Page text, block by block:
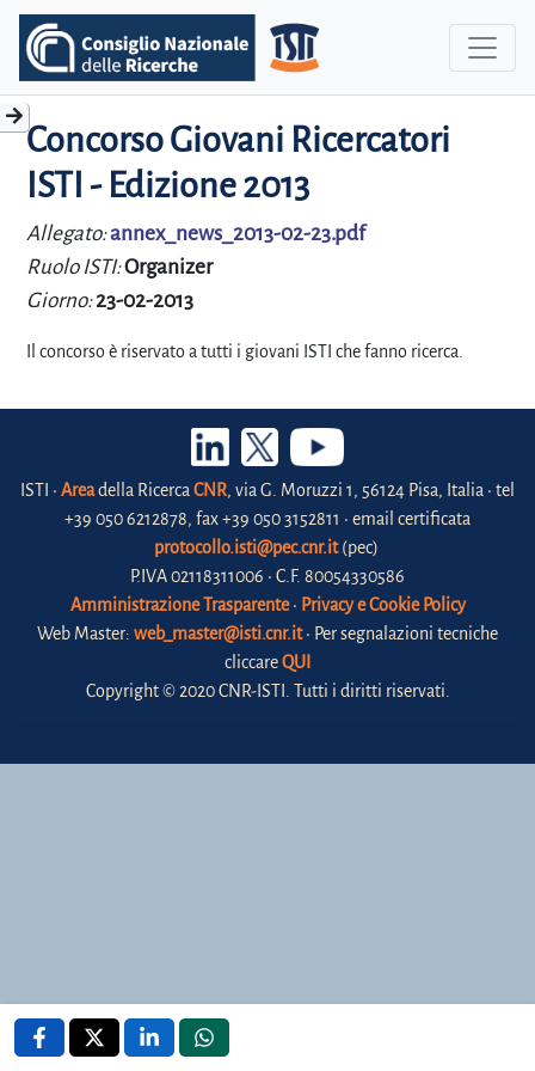
Concorso Giovani Ricercatori
ISTI - Edizione 2013
Allegato:annex_news_2013-02-23.pdf
Ruolo ISTI:Organizer
Giorno:23-02-2013
Il concorso è riservato a tutti i giovani ISTI che fanno ricerca.
ISTI • Areadella Ricerca CNR, via G. Moruzzi 1, 56124 Pisa, Italia • tel
+39 050 6212878, fax +39 050 3152811 • email certificata
protocollo.isti@pec.cnr.it(pec)
P.IVA 02118311006 • C.F. 80054330586
Amministrazione Trasparente• Privacy e Cookie Policy
Web Master: web_master@isti.cnr.it• Per segnalazioni tecniche
cliccareQUI
Copyright © 2020 CNR-ISTI. Tutti i diritti riservati.